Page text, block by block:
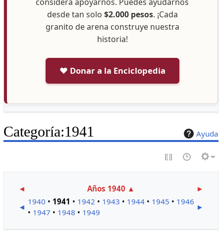
considera apoyarnos. Puedes ayudarnos
desde tan solo $2.000 pesos. ¡Cada
granito de arena construye nuestra
historia!
❤️ Donar a la Enciclopedia
Ayuda
Categoría:1941
◄ Años 1940 ▲
►
◄
1940 • 1941 • 1942 • 1943 • 1944 • 1945 • 1946
• 1947 • 1948 • 1949
►